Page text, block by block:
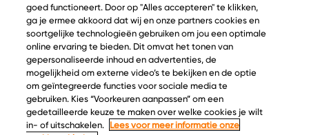
© Copyright 2026 Velder
Inspiratie
Kaascatalogus
Recepten
Kaasplankjes
Informatie
Over ons
Ontdek
Keurmerken
goed functioneert. Door op "Alles accepteren" te klikken,
ga je ermee akkoord dat wij en onze partners cookies en
soortgelijke technologieën gebruiken om jou een optimale
online ervaring te bieden. Dit omvat het tonen van
gepersonaliseerde inhoud en advertenties, de
mogelijkheid om externe video’s te bekijken en de optie
om geïntegreerde functies voor sociale media te
gebruiken. Kies “Voorkeuren aanpassen” om een
gedetailleerde keuze te maken over welke cookies je wilt
in- of uitschakelen.
Lees voor meer informatie onze